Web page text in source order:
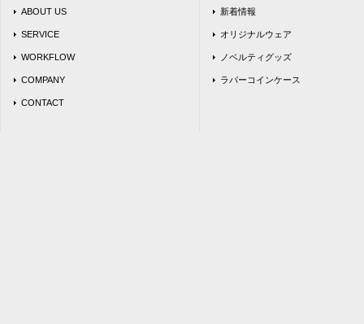
ABOUT US
SERVICE
WORKFLOW
COMPANY
CONTACT
新着情報
オリジナルウェア
ノベルティグッズ
ラバーコインケース